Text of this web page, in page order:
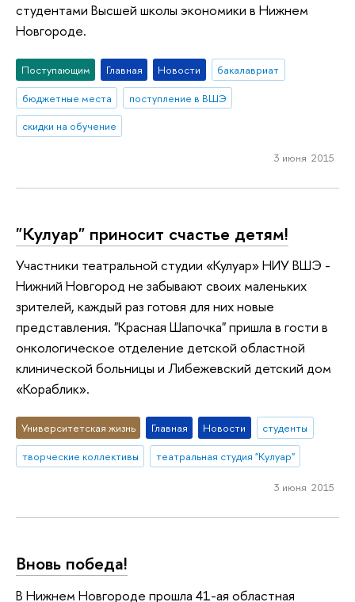
студентами Высшей школы экономики в Нижнем
Новгороде.
Поступающим Главная Новости
бакалавриат
бюджетные места
поступление в ВШЭ
скидки на обучение
3 июня 2015
"Кулуар" приносит счастье детям!
Участники театральной студии «Кулуар» НИУ ВШЭ -
Нижний Новгород не забывают своих маленьких
зрителей, каждый раз готовя для них новые
представления. "Красная Шапочка" пришла в гости в
онкологическое отделение детской областной
клинической больницы и Либежевский детский дом
«Кораблик».
Университетская жизнь Главная Новости
студенты
творческие коллективы
театральная студия "Кулуар"
3 июня 2015
Вновь победа!
В Нижнем Новгороде прошла 41-ая областная